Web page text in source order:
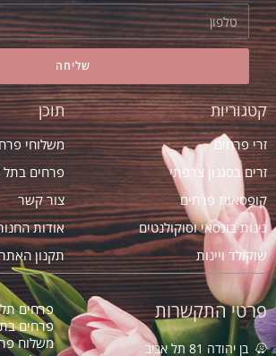
שליחה
קטגוריות
זרי פרחים
זרים בסגנון צרפתי
קופסאות פרחים
גינות בונסאי וסוקולנטים
שוקולד ויינות
תוכן
משלוחי
פרחים בתל
צור קשר
אודות
תקנון
פרטי התקשרות
בן יהודה 81 תל אביב
פרחים
פרחים
משלוח